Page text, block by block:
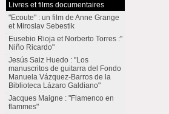
Livres et films documentaires
"Ecoute" : un film de Anne Grange
et Miroslav Sebestik
Eusebio Rioja et Norberto Torres :"
Niño Ricardo"
Jesús Saiz Huedo : "Los
manuscritos de guitarra del Fondo
Manuela Vázquez-Barros de la
Biblioteca Lázaro Galdiano"
Jacques Maigne : "Flamenco en
flammes"